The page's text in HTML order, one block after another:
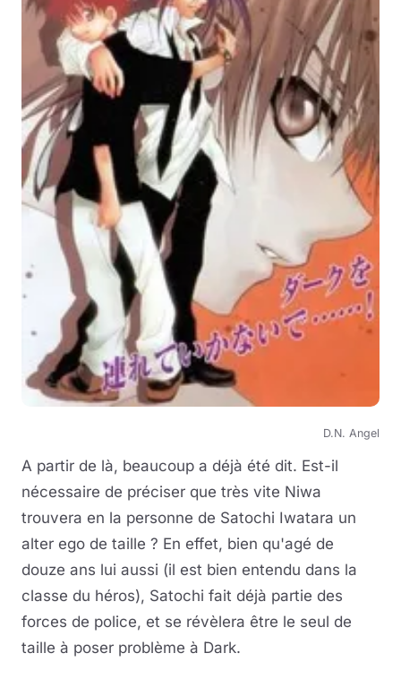
D.N. Angel
A partir de là, beaucoup a déjà été dit. Est-il
nécessaire de préciser que très vite Niwa
trouvera en la personne de Satochi Iwatara un
alter ego de taille ? En effet, bien qu'agé de
douze ans lui aussi (il est bien entendu dans la
classe du héros), Satochi fait déjà partie des
forces de police, et se révèlera être le seul de
taille à poser problème à Dark.